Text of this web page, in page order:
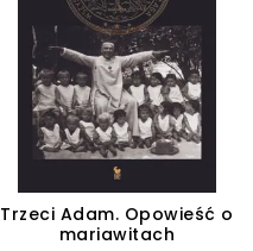
Trzeci Adam. Opowieść o
mariawitach